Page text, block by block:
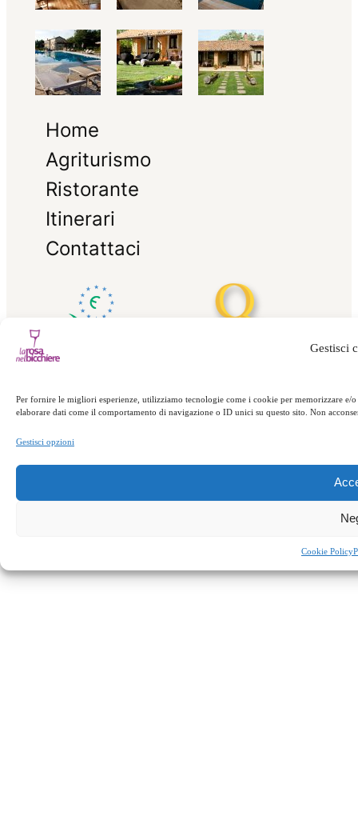
Gestisci
Per fornire le migliori esperienze, utilizziamo tecnologie come i cookie per memorizzare
elaborare dati come il comportamento di navigazione o ID unici su questo sito. Non
Gestisci opzioni
Cookie Policy
Home
Agriturismo
Ristorante
Itinerari
Contattaci